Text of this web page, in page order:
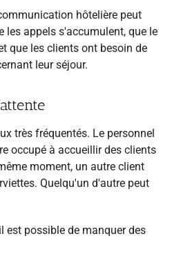
hôtelière peut
les appels s'accumulent, que le
que les clients ont besoin de
leur séjour.
très fréquentés. Le personnel
occupé à accueillir des clients
moment, un autre client
Quelqu'un d'autre peut
est possible de manquer des